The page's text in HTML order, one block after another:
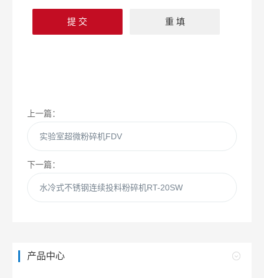
上一篇：
实验室超微粉碎机FDV
下一篇：
水冷式不锈钢连续投料粉碎机RT-20SW
产品中心